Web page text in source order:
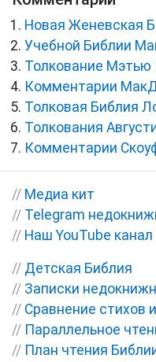
Новая Женевская
Учебной Библии
Толкование Мэтью
Комментарии
Толковая Библия
Толкования
Комментарии
// Медиа кит
// Telegram
// Наш YouTube канал
// Детская Библия
// Записки
// Сравнение стихов
// Параллельное
// План чтения